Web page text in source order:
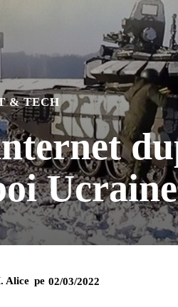
& TECH
Alice pe 02/03/2022